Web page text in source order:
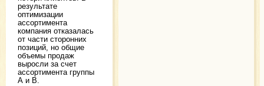
результате
оптимизации
ассортимента
компания отказалась
от части сторонних
позиций, но общие
объемы продаж
выросли за счет
ассортимента группы
А и В.